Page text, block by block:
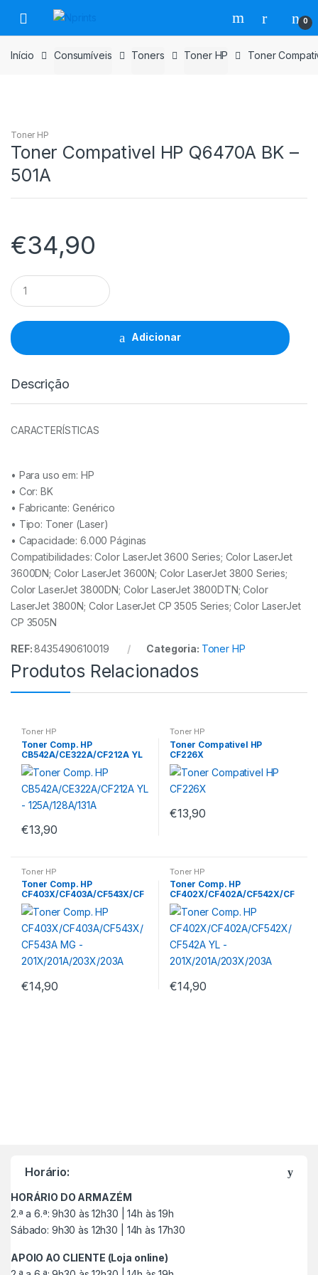
para
navegação
para
o
conteúdo
0
Início Consumíveis Toners Toner HP Toner
Toner HP
Toner Compativel HP Q6470A BK –
501A
€34,90
Toner
Compativel
HP
Q6470A
BK
-
501A
Adicionar
Descrição
CARACTERÍSTICAS
• Para uso em: HP
• Cor: BK
• Fabricante:Genérico
• Tipo: Toner (Laser)
• Capacidade:6.000 Páginas
Compatibilidades: Color LaserJet 3600 Series; Color LaserJet
3600DN; Color LaserJet 3600N; Color LaserJet 3800 Series;
Color LaserJet 3800DN; Color LaserJet 3800DTN; Color
LaserJet 3800N; Color LaserJet CP 3505 Series; Color LaserJet
CP 3505N
REF:8435490610019 Categoria: Toner HP
Produtos Relacionados
Toner HP
Toner Comp. HP
CB542A/CE322A/CF212A YL
– 125A/128A/131A
€13,90
Toner HP
Toner Compativel HP
CF226X
€13,90
Toner HP
Toner Comp. HP
CF403X/CF403A/CF543X/CF
543A MG –
201X/201A/203X/203A
€14,90
Toner HP
Toner Comp. HP
CF402X/CF402A/CF542X/CF
542A YL –
201X/201A/203X/203A
€14,90
Horário:
HORÁRIO DO ARMAZÉM
2.ª a 6.ª: 9h30 às 12h30 | 14h às 19h
Sábado: 9h30 às 12h30 | 14h às 17h30
APOIO AO CLIENTE (Loja online)